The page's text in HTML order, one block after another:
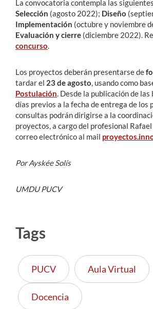
La convocatoria contempla las
Selección (agosto 2022); Diseño
Implementación (octubre y noviembre
Evaluación y cierre (diciembre 2022).
concurso.
Los proyectos deberán presentarse de
tardar el 23 de agosto, usando como
Postulación. Desde la publicación de las
días previos a la fecha de entrega de los
consultas podrán dirigirse a la
proyectos, a cargo del profesional Rafael
correo electrónico al mail
PorAyskée Solís
UMDU PUCV
Tags
PUCV Aula Virtual
Docencia